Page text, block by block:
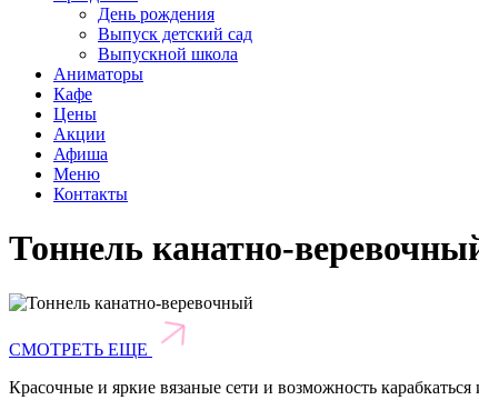
День рождения
Выпуск детский сад
Выпускной школа
Аниматоры
Кафе
Цены
Акции
Афиша
Меню
Контакты
Тоннель канатно-
СМОТРЕТЬ ЕЩЕ
Красочные и яркие вязаные сети и возможность